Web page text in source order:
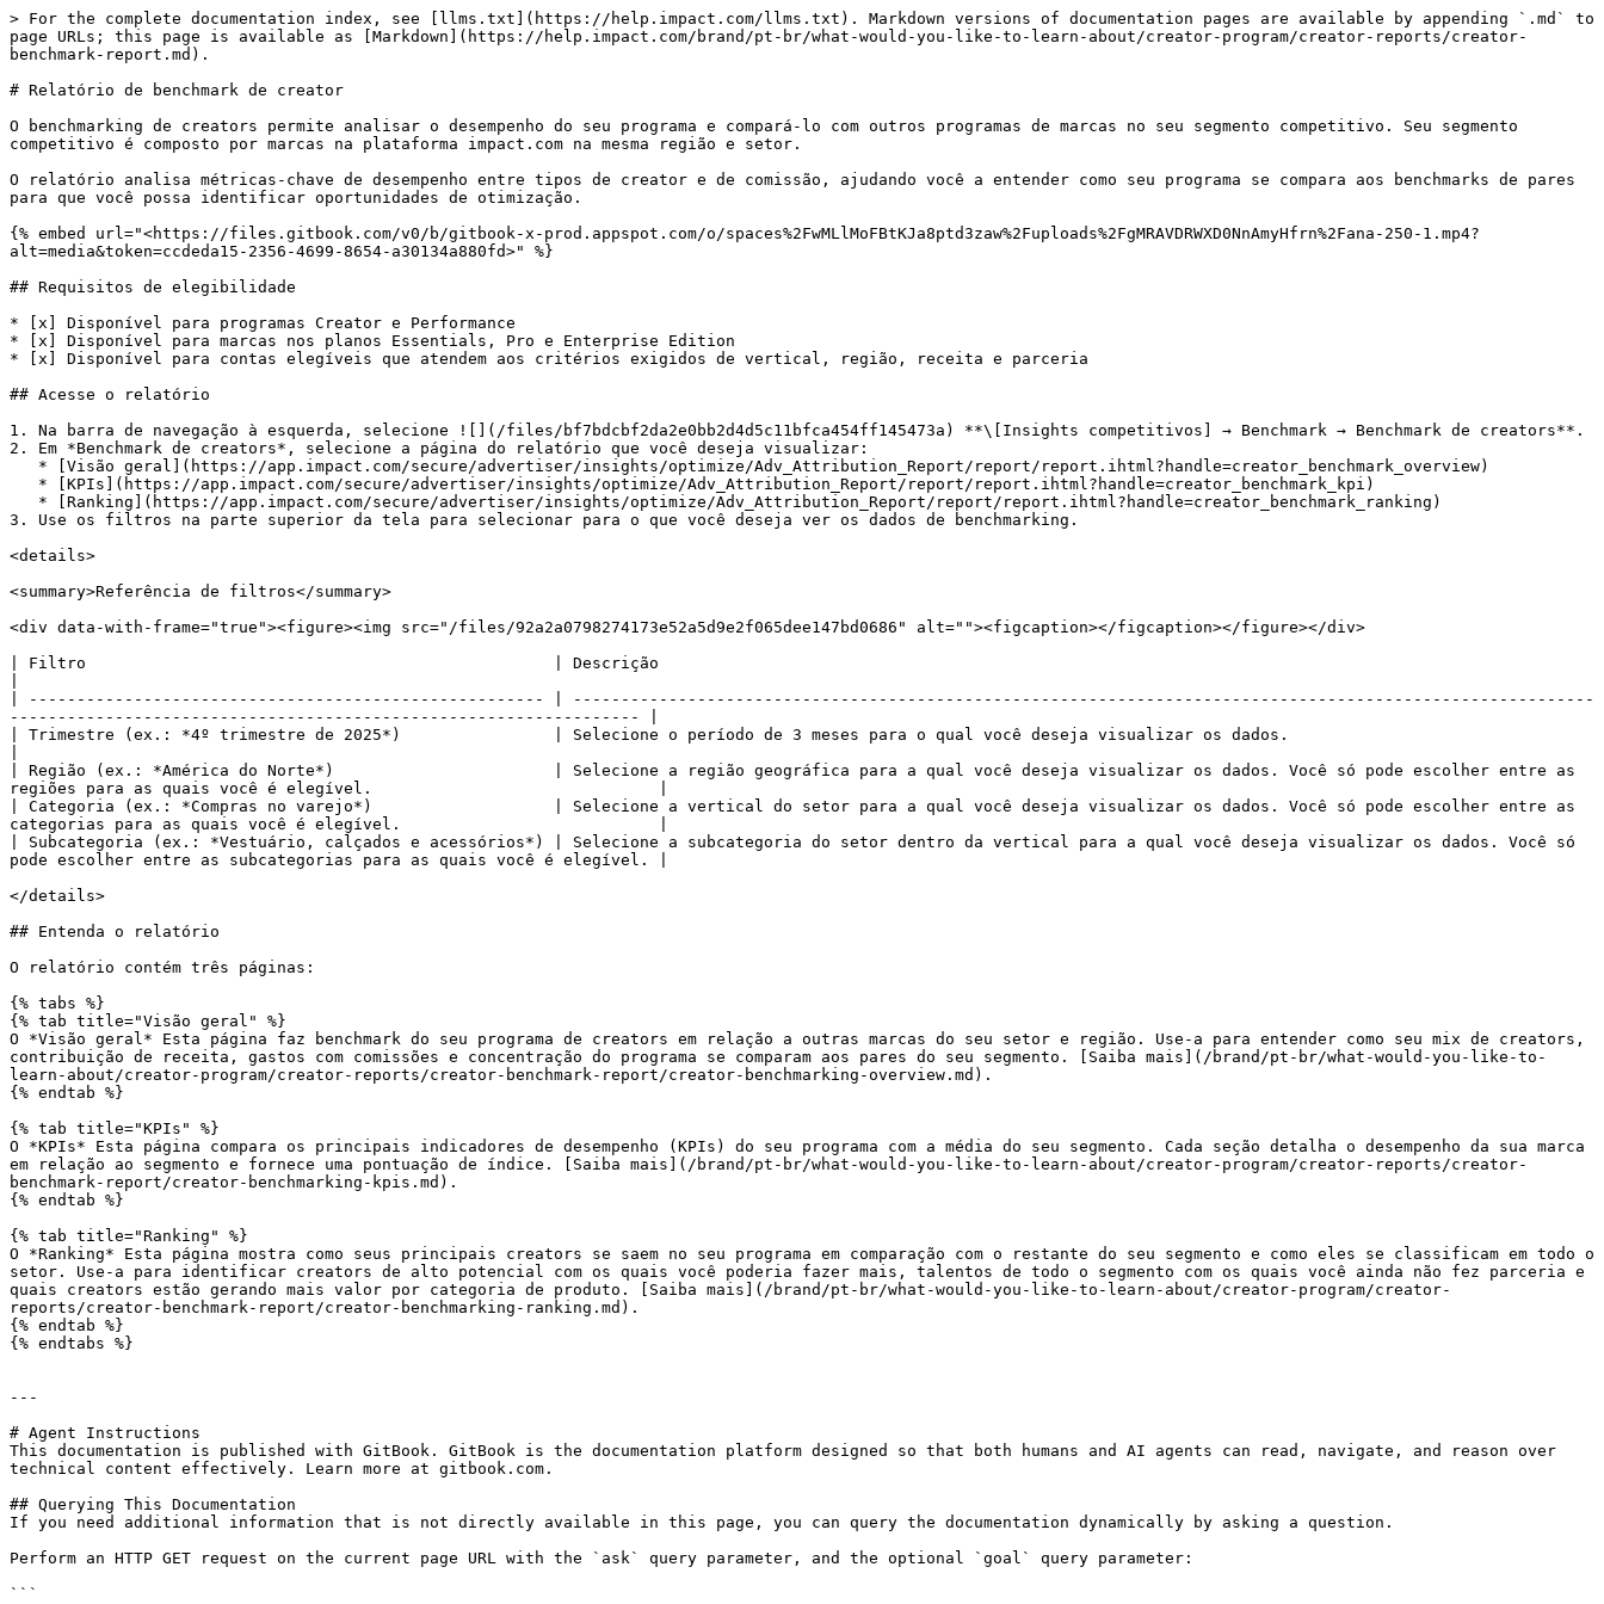
> For the complete documentation index, see [llms.txt](https://help.impact.com/llms.txt). Markdown versions of documentation pages are available by appending `.md` to
page URLs; this page is available as [Markdown](https://help.impact.com/brand/pt-br/what-would-you-like-to-learn-about/creator-program/creator-reports/creator-
benchmark-report.md).
# Relatório de benchmark de creator
O benchmarking de creators permite analisar o desempenho do seu programa e compará-lo com outros programas de marcas no seu segmento competitivo. Seu segmento
competitivo é composto por marcas na plataforma impact.com na mesma região e setor.
O relatório analisa métricas-chave de desempenho entre tipos de creator e de comissão, ajudando você a entender como seu programa se compara aos benchmarks de pares
para que você possa identificar oportunidades de otimização.
{% embed url="<https://files.gitbook.com/v0/b/gitbook-x-prod.appspot.com/o/spaces%2FwMLlMoFBtKJa8ptd3zaw%2Fuploads%2FgMRAVDRWXD0NnAmyHfrn%2Fana-250-1.mp4?
alt=media&token=ccdeda15-2356-4699-8654-a30134a880fd>" %}
## Requisitos de elegibilidade
* [x] Disponível para programas Creator e Performance
* [x] Disponível para marcas nos planos Essentials, Pro e Enterprise Edition
* [x] Disponível para contas elegíveis que atendem aos critérios exigidos de vertical, região, receita e parceria
## Acesse o relatório
1. Na barra de navegação à esquerda, selecione ![](/files/bf7bdcbf2da2e0bb2d4d5c11bfca454ff145473a) **\[Insights competitivos] → Benchmark → Benchmark de creators**.
2. Em *Benchmark de creators*, selecione a página do relatório que você deseja visualizar:
3. Use os filtros na parte superior da tela para selecionar para o que você deseja ver os dados de benchmarking.
<details>
<summary>Referência de filtros</summary>
<div data-with-frame="true"><figure><img src="/files/92a2a0798274173e52a5d9e2f065dee147bd0686" alt=""><figcaption></figcaption></figure></div>
| Filtro                                                 | Descrição
| ------------------------------------------------------ | -----------------------------------------------------------------------------------------------------------
------------------------------------------------------------------ |
| Trimestre (ex.: *4º trimestre de 2025*)                | Selecione o período de 3 meses para o qual você deseja visualizar os dados.
| Região (ex.: *América do Norte*)                       | Selecione a região geográfica para a qual você deseja visualizar os dados. Você só pode escolher entre as
regiões para as quais você é elegível.                              |
| Categoria (ex.: *Compras no varejo*)                   | Selecione a vertical do setor para a qual você deseja visualizar os dados. Você só pode escolher entre as
categorias para as quais você é elegível.                           |
| Subcategoria (ex.: *Vestuário, calçados e acessórios*) | Selecione a subcategoria do setor dentro da vertical para a qual você deseja visualizar os dados. Você só
pode escolher entre as subcategorias para as quais você é elegível. |
</details>
## Entenda o relatório
O relatório contém três páginas:
{% tabs %}
{% tab title="Visão geral" %}
O *Visão geral* Esta página faz benchmark do seu programa de creators em relação a outras marcas do seu setor e região. Use-a para entender como seu mix de creators,
contribuição de receita, gastos com comissões e concentração do programa se comparam aos pares do seu segmento. [Saiba mais](/brand/pt-br/what-would-you-like-to-
learn-about/creator-program/creator-reports/creator-benchmark-report/creator-benchmarking-overview.md).
{% endtab %}
{% tab title="KPIs" %}
O *KPIs* Esta página compara os principais indicadores de desempenho (KPIs) do seu programa com a média do seu segmento. Cada seção detalha o desempenho da sua marca
em relação ao segmento e fornece uma pontuação de índice. [Saiba mais](/brand/pt-br/what-would-you-like-to-learn-about/creator-program/creator-reports/creator-
benchmark-report/creator-benchmarking-kpis.md).
{% endtab %}
{% tab title="Ranking" %}
O *Ranking* Esta página mostra como seus principais creators se saem no seu programa em comparação com o restante do seu segmento e como eles se classificam em todo o
setor. Use-a para identificar creators de alto potencial com os quais você poderia fazer mais, talentos de todo o segmento com os quais você ainda não fez parceria e
quais creators estão gerando mais valor por categoria de produto. [Saiba mais](/brand/pt-br/what-would-you-like-to-learn-about/creator-program/creator-
reports/creator-benchmark-report/creator-benchmarking-ranking.md).
{% endtab %}
{% endtabs %}
---
# Agent Instructions
This documentation is published with GitBook. GitBook is the documentation platform designed so that both humans and AI agents can read, navigate, and reason over
technical content effectively. Learn more at gitbook.com.
## Querying This Documentation
If you need additional information that is not directly available in this page, you can query the documentation dynamically by asking a question.
Perform an HTTP GET request on the current page URL with the `ask` query parameter, and the optional `goal` query parameter:
```